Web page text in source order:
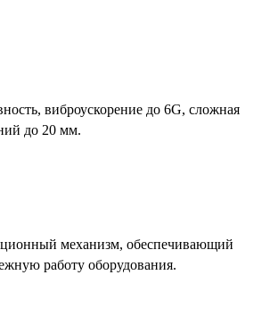
виброускорение до 6G, сложная
до 20 мм.
механизм, обеспечивающий
работу оборудования.